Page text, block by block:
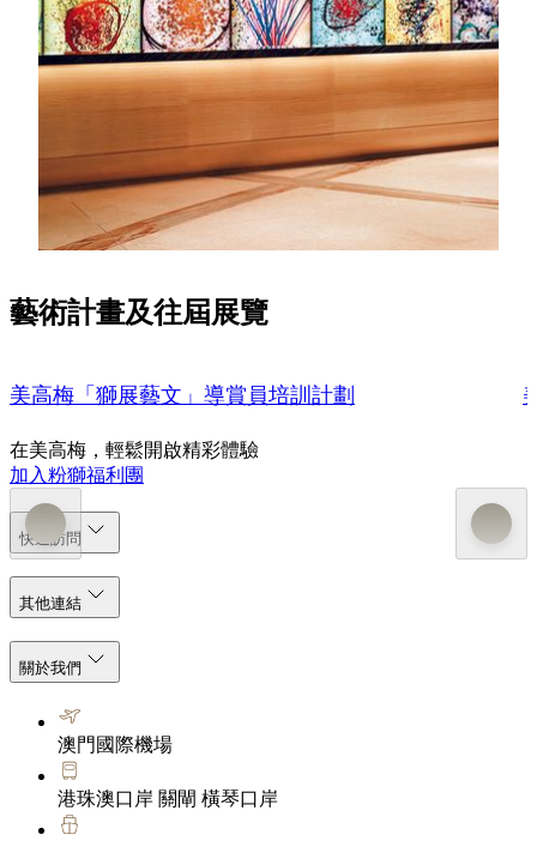
探索美高梅藝術
置身美高梅，藝術無處不在。「主席典藏」匯聚東西方
藝術珍品，與酒店空間完美結合，涵蓋清朝御製地毯，
亞洲著名現當代藝術家及西方經典繪畫與雕塑等，植根
東方美學，散發當代氣息，秉持文化自信以藝術把世界
帶到中國，及把中國帶向世界。
瞭解更多
藝術計畫及往屆展覽
美高梅「獅展藝文」導賞員培訓計劃
在美高梅，輕鬆開啟精彩體驗
加入粉獅福利團
快速訪問
其他連結
關於我們
澳門國際機場
港珠澳口岸 關閘 橫琴口岸